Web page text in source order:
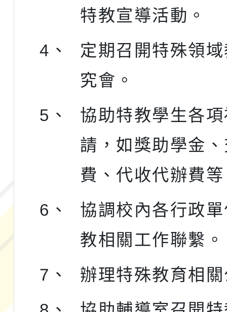
特教宣導活動。
4、
定期召開特殊領
究會。
5、
協助特教學生各
請，如獎助學金
費、代收代辦費
6、
協調校內各行政
教相關工作聯繫。
7、
辦理特殊教育相